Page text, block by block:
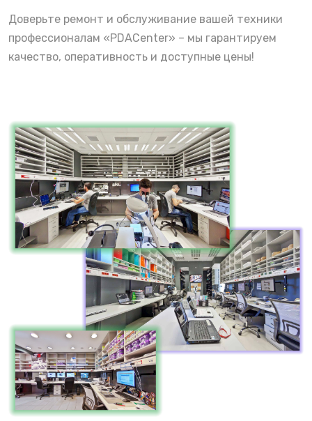
Доверьте ремонт и обслуживание вашей техники
профессионалам «PDACenter» – мы гарантируем
качество, оперативность и доступные цены!